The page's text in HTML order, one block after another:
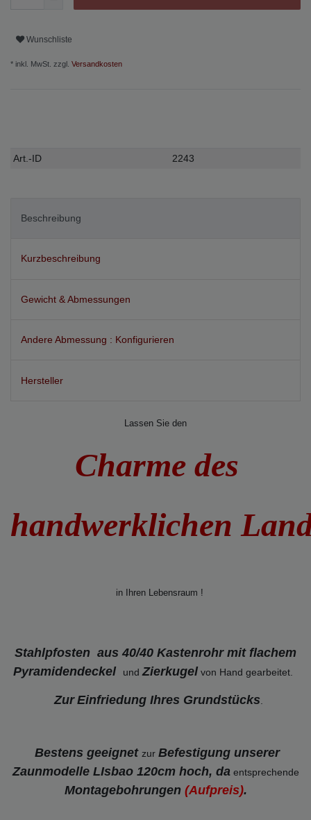
Wunschliste
* inkl. MwSt. zzgl. Versandkosten
Technisches
Wert
Art.-ID 2243
Beschreibung
Kurzbeschreibung
Gewicht & Abmessungen
Andere Abmessung : Konfigurieren
Hersteller
Lassen Sie den
Charme des
handwerklichen
in Ihren Lebensraum !
Stahlpfosten aus 40/40 Kastenrohr mit flachem
Pyramidendeckel
und Zierkugelvon Hand gearbeitet.
Zur Einfriedung Ihres Grundstücks
Bestens geeignet zur Befestigung unserer
Zaunmodelle LIsbao 120cm hoch, daentsprechende
Montagebohrungen (Aufpreis).